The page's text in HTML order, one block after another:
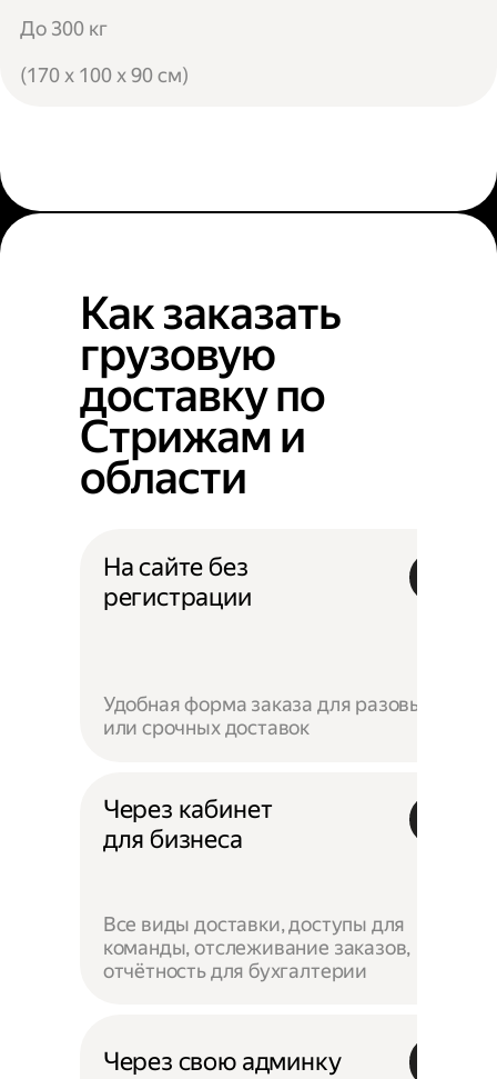
До 300 кг
(170 x 100 x 90 см)
Как заказать
грузовую
доставку по
Стрижам и
области
На сайте без
регистрации
Удобная форма заказа для разовых
или срочных доставок
Через кабинет
для бизнеса
Все виды доставки, доступы для
команды, отслеживание заказов,
отчётность для бухгалтерии
Через свою админку